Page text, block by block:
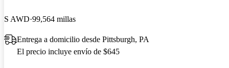
S AWD 99,564 millas
Entrega a domicilio desde Pittsburgh, PA
El precio incluye envío de $645